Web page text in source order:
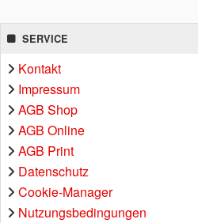
SERVICE
Kontakt
Impressum
AGB Shop
AGB Online
AGB Print
Datenschutz
Cookie-Manager
Nutzungsbedingungen